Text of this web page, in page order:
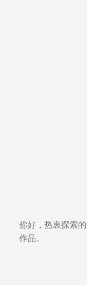
你好，热衷探索
作品。